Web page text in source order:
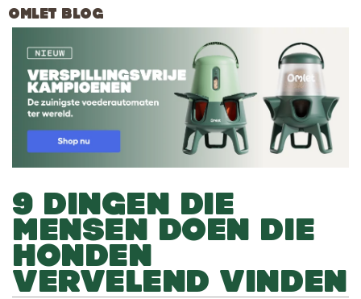
OMLET BLOG
9 DINGEN DIE
MENSEN DOEN DIE
HONDEN
VERVELEND VINDEN